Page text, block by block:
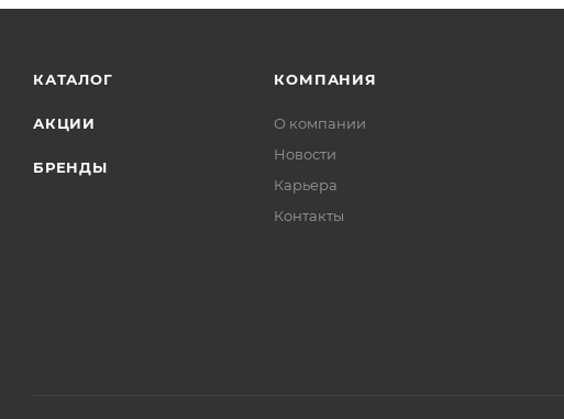
КАТАЛОГ
АКЦИИ
БРЕНДЫ
КОМПАНИЯ
О компании
Новости
Карьера
Контакты